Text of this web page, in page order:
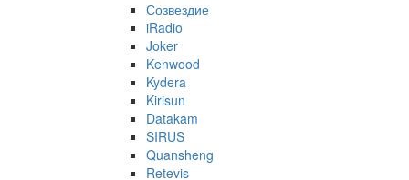
Созвездие
iRadio
Joker
Kenwood
Kydera
Kirisun
Datakam
SIRUS
Quansheng
Retevis